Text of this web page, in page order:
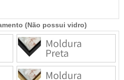
(Não possui vidro)